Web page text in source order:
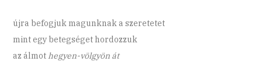
újra befogjuk magunknak a szeretetet
mint egy betegséget hordozzuk
az álmothegyen-völgyön át